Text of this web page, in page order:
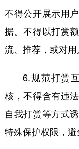
不得公开展示用
据。不得以打赏
流、推荐，或对用
6.规范打赏互
核，不得含有违
自我打赏等方式
特殊保护权限，避